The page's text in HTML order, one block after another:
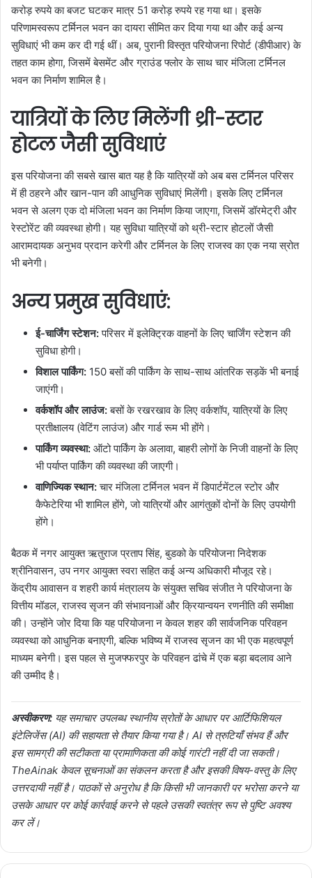
करोड़ रुपये का बजट घटकर मात्र 51 करोड़ रुपये रह गया था। इसके
परिणामस्वरूप टर्मिनल भवन का दायरा सीमित कर दिया गया था और कई अन्य
सुविधाएं भी कम कर दी गई थीं। अब, पुरानी विस्तृत परियोजना रिपोर्ट (डीपीआर) के
तहत काम होगा, जिसमें बेसमेंट और ग्राउंड फ्लोर के साथ चार मंजिला टर्मिनल
भवन का निर्माण शामिल है।
यात्रियों के लिए मिलेंगी थ्री-स्टार
होटल जैसी सुविधाएं
इस परियोजना की सबसे खास बात यह है कि यात्रियों को अब बस टर्मिनल परिसर
में ही ठहरने और खान-पान की आधुनिक सुविधाएं मिलेंगी। इसके लिए टर्मिनल
भवन से अलग एक दो मंजिला भवन का निर्माण किया जाएगा, जिसमें डॉरमेट्री और
रेस्टोरेंट की व्यवस्था होगी। यह सुविधा यात्रियों को थ्री-स्टार होटलों जैसी
आरामदायक अनुभव प्रदान करेगी और टर्मिनल के लिए राजस्व का एक नया स्रोत
भी बनेगी।
अन्य प्रमुख सुविधाएं:
ई-चार्जिंग स्टेशन:परिसर में इलेक्ट्रिक वाहनों के लिए चार्जिंग स्टेशन की
सुविधा होगी।
विशाल पार्किंग: 150 बसों की पार्किंग के साथ-साथ आंतरिक सड़कें भी बनाई
जाएंगी।
वर्कशॉप और लाउंज:बसों के रखरखाव के लिए वर्कशॉप, यात्रियों के लिए
प्रतीक्षालय (वेटिंग लाउंज) और गार्ड रूम भी होंगे।
पार्किंग व्यवस्था: ऑटो पार्किंग के अलावा, बाहरी लोगों के निजी वाहनों के लिए
भी पर्याप्त पार्किंग की व्यवस्था की जाएगी।
वाणिज्यिक स्थान:चार मंजिला टर्मिनल भवन में डिपार्टमेंटल स्टोर और
कैफेटेरिया भी शामिल होंगे, जो यात्रियों और आगंतुकों दोनों के लिए उपयोगी
होंगे।
बैठक में नगर आयुक्त ऋतुराज प्रताप सिंह, बुडको के परियोजना निदेशक
श्रीनिवासन, उप नगर आयुक्त स्वरा सहित कई अन्य अधिकारी मौजूद रहे।
केंद्रीय आवासन व शहरी कार्य मंत्रालय के संयुक्त सचिव संजीत ने परियोजना के
वित्तीय मॉडल, राजस्व सृजन की संभावनाओं और क्रियान्वयन रणनीति की समीक्षा
की। उन्होंने जोर दिया कि यह परियोजना न केवल शहर की सार्वजनिक परिवहन
व्यवस्था को आधुनिक बनाएगी, बल्कि भविष्य में राजस्व सृजन का भी एक महत्वपूर्ण
माध्यम बनेगी। इस पहल से मुजफ्फरपुर के परिवहन ढांचे में एक बड़ा बदलाव आने
की उम्मीद है।
अस्वीकरण: यह समाचार उपलब्ध स्थानीय स्रोतों के आधार पर आर्टिफिशियल
इंटेलिजेंस (AI) की सहायता से तैयार किया गया है। AI से त्रुटियाँ संभव हैं और
इस सामग्री की सटीकता या प्रामाणिकता की कोई गारंटी नहीं दी जा सकती।
TheAinak केवल सूचनाओं का संकलन करता है और इसकी विषय-वस्तु के लिए
उत्तरदायी नहीं है। पाठकों से अनुरोध है कि किसी भी जानकारी पर भरोसा करने या
उसके आधार पर कोई कार्रवाई करने से पहले उसकी स्वतंत्र रूप से पुष्टि अवश्य
कर लें।